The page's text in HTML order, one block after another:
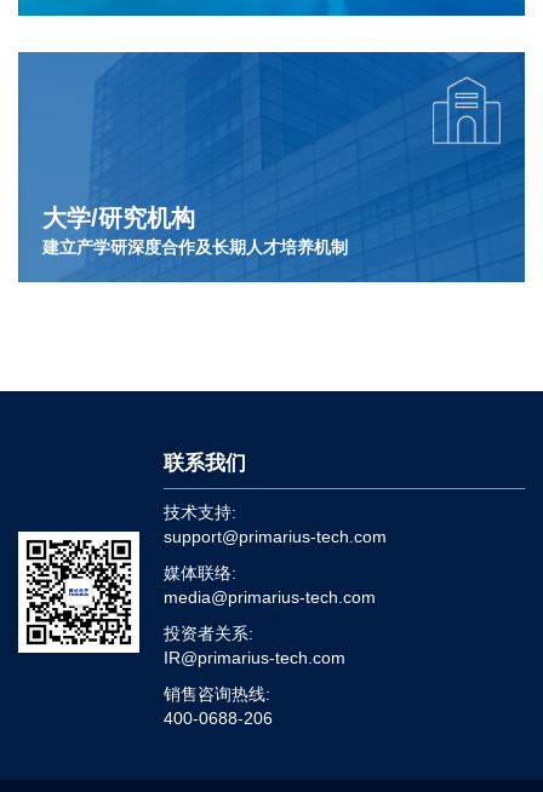
大学/研究机构
建立产学研深度合作及长期人才培养机制
联系我们
技术支持:
support@primarius-tech.com
媒体联络:
media@primarius-tech.com
投资者关系:
IR@primarius-tech.com
销售咨询热线:
400-0688-206